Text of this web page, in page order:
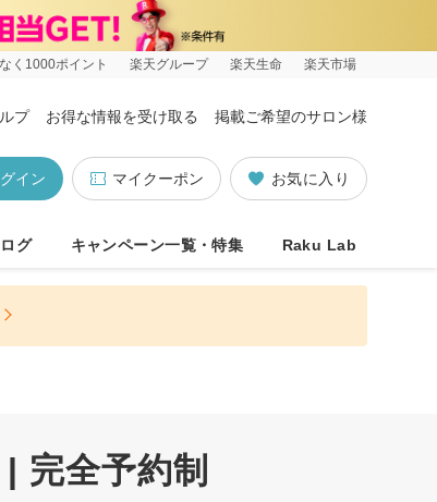
く1000ポイント 楽天グループ 楽天生命 楽天市場
プ お得な情報を受け取る 掲載ご希望のサロン様
お気に入り
マイクーポン
イン
グ キャンペーン一覧・特集 Raku Lab
完全予約制